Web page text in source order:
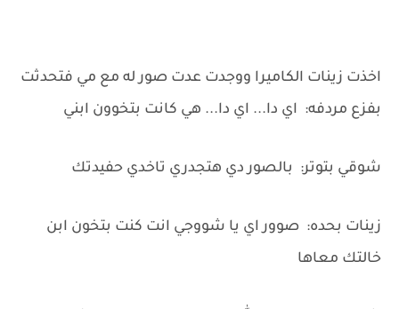
اخذت زينات الكاميرا ووجدت عدت صور له مع مي فتحدثت
بفزع مردفه: اي دا... اي دا... هي كانت بتخوون ابني
شوقي بتوتر: بالصور دي هتجدري تاخدي حفيدتك
زينات بحده: صوور اي يا شووجي انت كنت بتخون ابن
خالتك معاها